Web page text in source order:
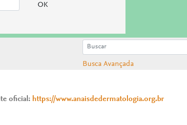
Busca Avançada
oficial: https://www.anaisdedermatologia.org.br